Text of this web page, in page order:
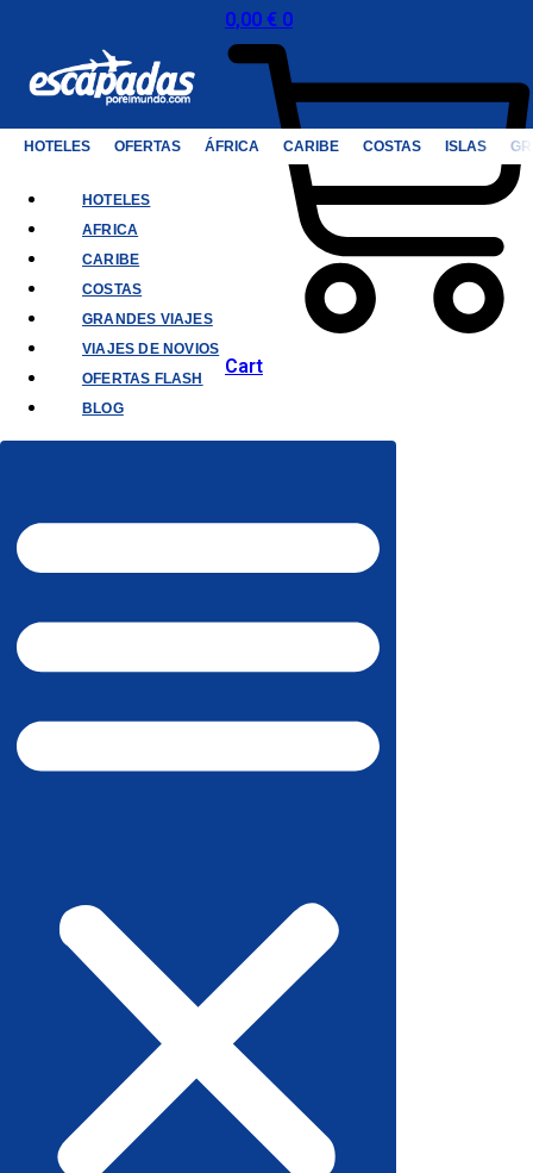
0,00 € 0
Cart
HOTELES OFERTAS ÁFRICA CARIBE COSTAS ISLAS
HOTELES
AFRICA
CARIBE
COSTAS
GRANDES VIAJES
VIAJES DE NOVIOS
OFERTAS FLASH
BLOG